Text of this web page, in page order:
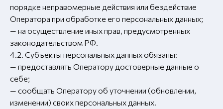
порядке неправомерные действия или бездействие
Оператора при обработке его персональных данных;
— на осуществление иных прав, предусмотренных
законодательством РФ.
4.2. Субъекты персональных данных обязаны:
— предоставлять Оператору достоверные данные о
себе;
— сообщать Оператору об уточнении (обновлении,
изменении) своих персональных данных.